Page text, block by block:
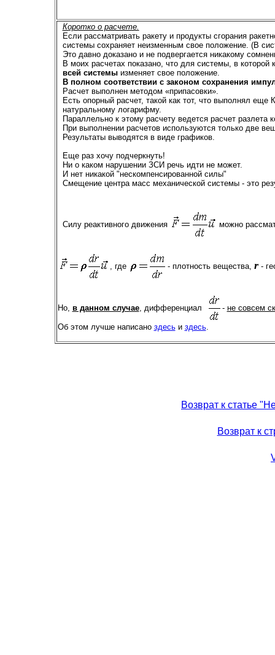
Коротко о расчете.
Если рассматривать ракету и продукты сгорания
системы сохраняет неизменным свое положение. (В
Это давно доказано и не подвергается никакому
В моих расчетах показано, что для системы, в
всей системыизменяет свое положение.
В полном соответствии с законом сохранения
Расчет выполнен методом «припасовки».
Есть опорный расчет, такой как тот, что выполнял
натуральному логарифму.
Параллельно к этому расчету ведется расчет
При выполнении расчетов используются только две
Результаты выводятся в виде графиков.
Еще раз хочу подчеркнуть!
Ни о каком нарушении ЗСИ речь идти не может.
И нет никакой "нескомпенсированной силы"
Смещение центра масс механической системы - это
Силу реактивного движения можно
, где - плотность вещества, r-
Но, в данном случае, дифференциал - не совсем
Об этом лучше написано здесьи здесь.
Возврат к статье
Возврат к